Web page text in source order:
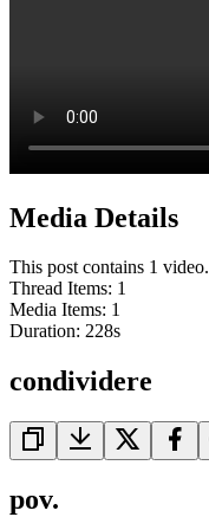
Media Details
This post contains 1 video.
Thread Items: 1
Media Items: 1
Duration: 228s
condividere
pov.